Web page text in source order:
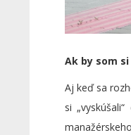
Ak by som
Aj keď sa
si